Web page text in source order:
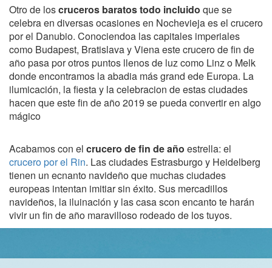
Otro de loscruceros baratos todo incluido que se
celebra en diversas ocasiones en Nochevieja es el crucero
por el Danubio. Conociendoa las capitales imperiales
como Budapest, Bratislava y Viena este crucero de fin de
año pasa por otros puntos llenos de luz como Linz o Melk
donde encontramos la abadia más grand ede Europa. La
ilumicación, la fiesta y la celebracion de estas ciudades
hacen que este fin de año 2019 se pueda convertir en algo
mágico
Acabamos con el crucero de fin de año estrella: el
crucero por el Rin. Las ciudades Estrasburgo y Heidelberg
tienen un ecnanto navideño que muchas ciudades
europeas intentan imitiar sin éxito. Sus mercadillos
navideños, la iluinación y las casa scon encanto te harán
vivir un fin de año maravilloso rodeado de los tuyos.